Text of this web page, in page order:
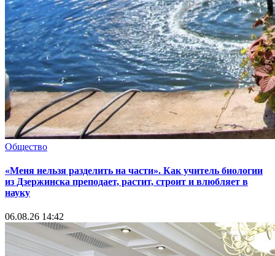
Общество
«Меня нельзя разделить на части». Как учитель биологии
из Дзержинска преподает, растит, строит и влюбляет в
науку
06.08.26 14:42